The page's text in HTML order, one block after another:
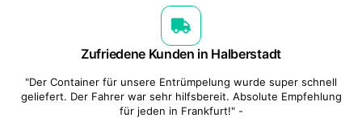
Zufriedene Kunden in Halberstadt
"Der Container für unsere Entrümpelung wurde super schnell
geliefert. Der Fahrer war sehr hilfsbereit. Absolute Empfehlung
für jeden in Frankfurt!" -